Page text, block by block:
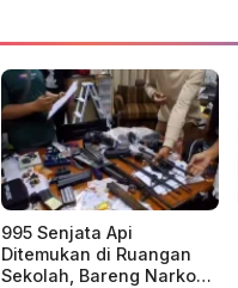
995 Senjata Api
Ditemukan di Ruangan
Sekolah, Bareng Narkoba